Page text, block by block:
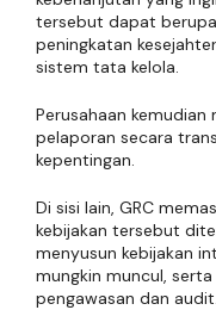
tersebut dapat
peningkatan
sistem tata kelola.
Perusahaan kemudian
pelaporan secara
kepentingan.
Di sisi lain, GRC
kebijakan tersebut
menyusun kebijakan
mungkin muncul,
pengawasan dan audit.